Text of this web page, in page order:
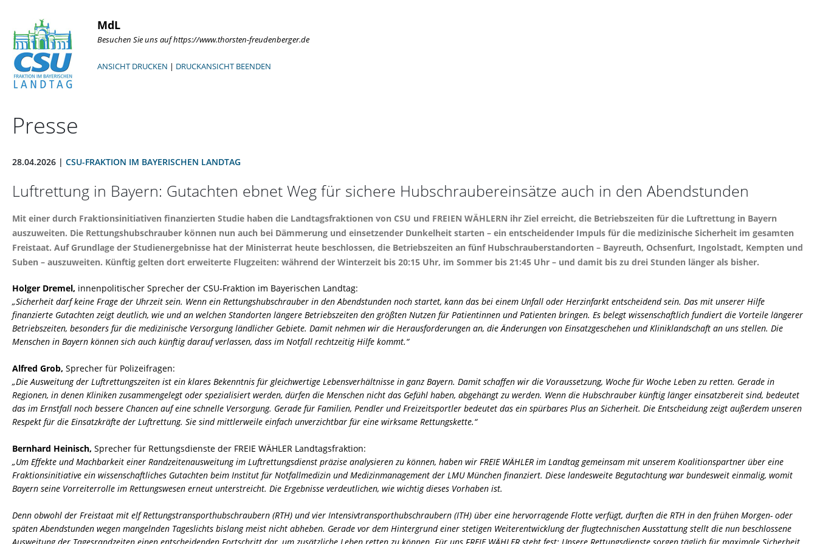
MdL
Besuchen Sie uns auf https://www.thorsten-freudenberger.de
ANSICHT DRUCKEN | DRUCKANSICHT BEENDEN
Presse
28.04.2026 | CSU-FRAKTION IM BAYERISCHEN LANDTAG
Luftrettung in Bayern: Gutachten ebnet Weg für sichere Hubschraubereinsätze auch in den Abendstunden
Mit einer durch Fraktionsinitiativen finanzierten Studie haben die Landtagsfraktionen von CSU und FREIEN WÄHLERN ihr Ziel erreicht, die Betriebszeiten für die Luftrettung in Bayern
auszuweiten. Die Rettungshubschrauber können nun auch bei Dämmerung und einsetzender Dunkelheit starten – ein entscheidender Impuls für die medizinische Sicherheit im gesamten
Freistaat. Auf Grundlage der Studienergebnisse hat der Ministerrat heute beschlossen, die Betriebszeiten an fünf Hubschrauberstandorten – Bayreuth, Ochsenfurt, Ingolstadt, Kempten und
Suben – auszuweiten. Künftig gelten dort erweiterte Flugzeiten: während der Winterzeit bis 20:15 Uhr, im Sommer bis 21:45 Uhr – und damit bis zu drei Stunden länger als bisher.
Holger Dremel, innenpolitischer Sprecher der CSU-Fraktion im Bayerischen Landtag:
Sicherheit darf keine Frage der Uhrzeit sein. Wenn ein Rettungshubschrauber in den Abendstunden noch startet, kann das bei einem Unfall oder Herzinfarkt entscheidend sein. Das mit unserer Hilfe
finanzierte Gutachten zeigt deutlich, wie und an welchen Standorten längere Betriebszeiten den größten Nutzen für Patientinnen und Patienten bringen. Es belegt wissenschaftlich fundiert die Vorteile längerer
Betriebszeiten, besonders für die medizinische Versorgung ländlicher Gebiete. Damit nehmen wir die Herausforderungen an, die Änderungen von Einsatzgeschehen und Kliniklandschaft an uns stellen. Die
Menschen in Bayern können sich auch künftig darauf verlassen, dass im Notfall rechtzeitig Hilfe kommt.“
Alfred Grob, Sprecher für Polizeifragen:
Die Ausweitung der Luftrettungszeiten ist ein klares Bekenntnis für gleichwertige Lebensverhältnisse in ganz Bayern. Damit schaffen wir die Voraussetzung, Woche für Woche Leben zu retten. Gerade in
Regionen, in denen Kliniken zusammengelegt oder spezialisiert werden, dürfen die Menschen nicht das Gefühl haben, abgehängt zu werden. Wenn die Hubschrauber künftig länger einsatzbereit sind, bedeutet
das im Ernstfall noch bessere Chancen auf eine schnelle Versorgung. Gerade für Familien, Pendler und Freizeitsportler bedeutet das ein spürbares Plus an Sicherheit. Die Entscheidung zeigt außerdem unseren
Respekt für die Einsatzkräfte der Luftrettung. Sie sind mittlerweile einfach unverzichtbar für eine wirksame Rettungskette.“
Bernhard Heinisch, Sprecher für Rettungsdienste der FREIE WÄHLER Landtagsfraktion:
Um Effekte und Machbarkeit einer Randzeitenausweitung im Luftrettungsdienst präzise analysieren zu können, haben wir FREIE WÄHLER im Landtag gemeinsam mit unserem Koalitionspartner über eine
Fraktionsinitiative ein wissenschaftliches Gutachten beim Institut für Notfallmedizin und Medizinmanagement der LMU München finanziert. Diese landesweite Begutachtung war bundesweit einmalig, womit
Bayern seine Vorreiterrolle im Rettungswesen erneut unterstreicht. Die Ergebnisse verdeutlichen, wie wichtig dieses Vorhaben ist.
Denn obwohl der Freistaat mit elf Rettungstransporthubschraubern (RTH) und vier Intensivtransporthubschraubern (ITH) über eine hervorragende Flotte verfügt, durften die RTH in den frühen Morgen- oder
späten Abendstunden wegen mangelnden Tageslichts bislang meist nicht abheben. Gerade vor dem Hintergrund einer stetigen Weiterentwicklung der flugtechnischen Ausstattung stellt die nun beschlossene